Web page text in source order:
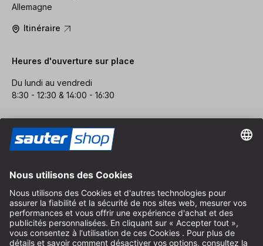
Allemagne
Itinéraire
Heures d'ouverture sur place
Du lundi au vendredi
8:30 - 12:30 & 14:00 - 16:30
Aide
Informations sur l'emballage
Frais de livraison et d'expédition
Paiement et impôts
Formulaire de contact
Droit de rétractation
Service FAQ